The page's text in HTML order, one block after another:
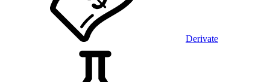
Derivate